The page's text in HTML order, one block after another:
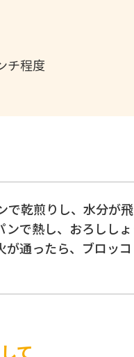
チ程度
で乾煎りし、水分が
で熱し、おろしし
が通ったら、ブロッ
て